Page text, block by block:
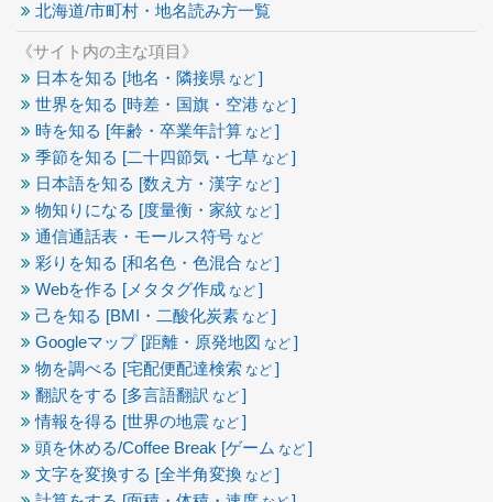
北海道/市町村・地名読み方一覧
《サイト内の主な項目》
日本を知る [地名・隣接県 など ]
世界を知る [時差・国旗・空港 など ]
時を知る [年齢・卒業年計算 など ]
季節を知る [二十四節気・七草 など ]
日本語を知る [数え方・漢字 など ]
物知りになる [度量衡・家紋 など ]
通信通話表・モールス符号 など
彩りを知る [和名色・色混合 など ]
Webを作る [メタタグ作成 など ]
己を知る [BMI・二酸化炭素 など ]
Googleマップ [距離・原発地図 など ]
物を調べる [宅配便配達検索 など ]
翻訳をする [多言語翻訳 など ]
情報を得る [世界の地震 など ]
頭を休める/Coffee Break [ゲーム など ]
文字を変換する [全半角変換 など ]